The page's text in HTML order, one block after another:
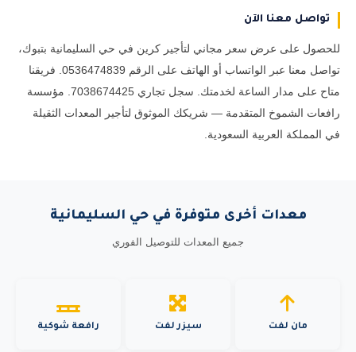
تواصل معنا الآن
للحصول على عرض سعر مجاني لتأجير كرين في حي السليمانية بتبوك،
تواصل معنا عبر الواتساب أو الهاتف على الرقم 0536474839. فريقنا
متاح على مدار الساعة لخدمتك. سجل تجاري 7038674425. مؤسسة
رافعات الشموخ المتقدمة — شريكك الموثوق لتأجير المعدات الثقيلة
في المملكة العربية السعودية.
معدات أخرى متوفرة في حي السليمانية
جميع المعدات للتوصيل الفوري
مان لفت سيزر لفت رافعة شوكية